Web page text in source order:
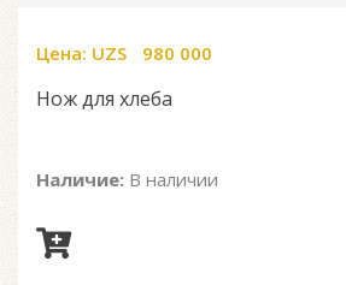
Цена: UZS 980 000
Нож для хлеба
Наличие: В наличии